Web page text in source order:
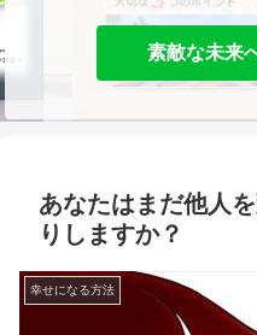
素敵な未来
あなたはまだ他人
りしますか？
幸せになる方法